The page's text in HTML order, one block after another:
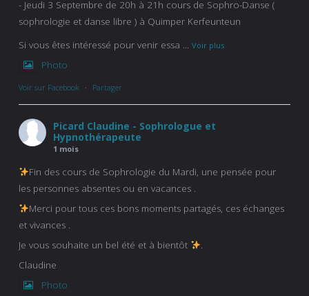
- Jeudi 3 Septembre de 20h à 21h cours de Sophro-Danse (
sophrologie et danse libre ) à Quimper Kerfeunteun
Si vous êtes intéressé pour venir essa ... Voir plus
Photo
Voir sur Facebook · Partager
Picard Claudine - Sophrologue et
Hypnothérapeute
1 mois
Fin des cours de Sophrologie du Mardi, une pensée pour
les personnes absentes ou en vacances .
Merci pour tous ces bons moments partagés, ces échanges
et vivances .
Je vous souhaite un bel été et à bientôt
.
Claudine
Photo